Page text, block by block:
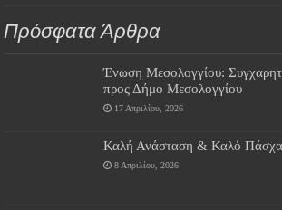
Πρόσφατα Άρθρα
Ένωση Μεσολογγίου:
προς Δήμο Μεσολογγίου
17 Απριλίου, 2026
Καλή Ανάσταση & Καλό
8 Απριλίου, 2026